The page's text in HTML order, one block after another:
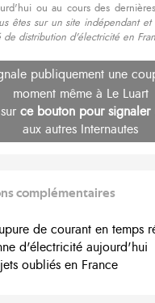
ou au cours des
êtes sur un site indépendant et
de distribution d'électricité en
publiquement une
moment même à Le Luart
ce bouton pour signaler
aux autres Internautes
complémentaires
de courant en temps
d'électricité aujourd'hui
oubliés en France